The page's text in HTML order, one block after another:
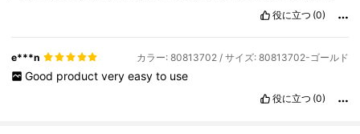
役に立つ (0)
e***n カラー: 80813702 / サイズ: 80813702-ゴールド
Good product very easy to use
役に立つ (0)